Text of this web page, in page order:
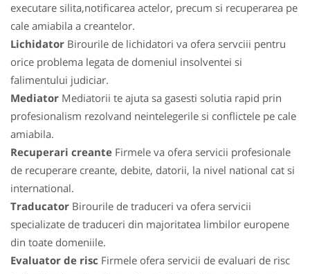
executare silita,notificarea actelor, precum si recuperarea pe
cale amiabila a creantelor.
Lichidator Birourile de lichidatori va ofera servciii pentru
orice problema legata de domeniul insolventei si
falimentului judiciar.
Mediator Mediatorii te ajuta sa gasesti solutia rapid prin
profesionalism rezolvand neintelegerile si conflictele pe cale
amiabila.
Recuperari creante Firmele va ofera servicii profesionale
de recuperare creante, debite, datorii, la nivel national cat si
international.
Traducator Birourile de traduceri va ofera servicii
specializate de traduceri din majoritatea limbilor europene
din toate domeniile.
Evaluator de risc Firmele ofera servicii de evaluari de risc